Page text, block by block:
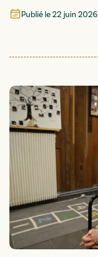
Publié le22 juin 2026